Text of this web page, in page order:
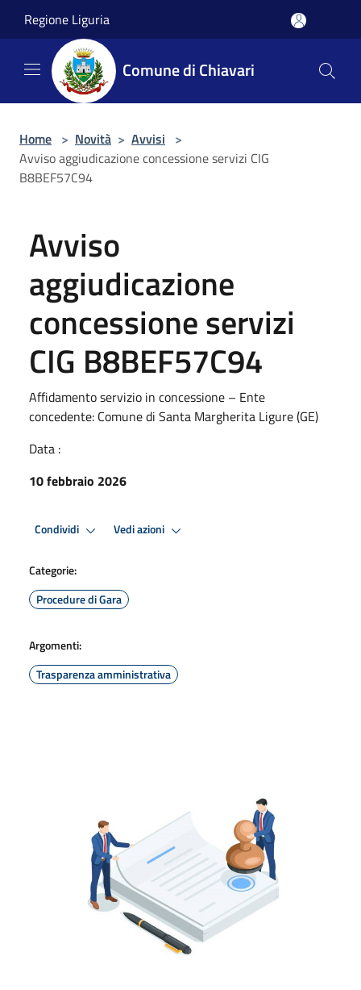
Regione Liguria
Comune di Chiavari
Home > Novità > Avvisi >
Avviso aggiudicazione concessione servizi CIG
B8BEF57C94
Avviso
aggiudicazione
concessione servizi
CIG B8BEF57C94
Affidamento servizio in concessione – Ente
concedente: Comune di Santa Margherita Ligure (GE)
Data :
10 febbraio 2026
Condividi Vedi azioni
Categorie:
Procedure di Gara
Argomenti:
Trasparenza amministrativa